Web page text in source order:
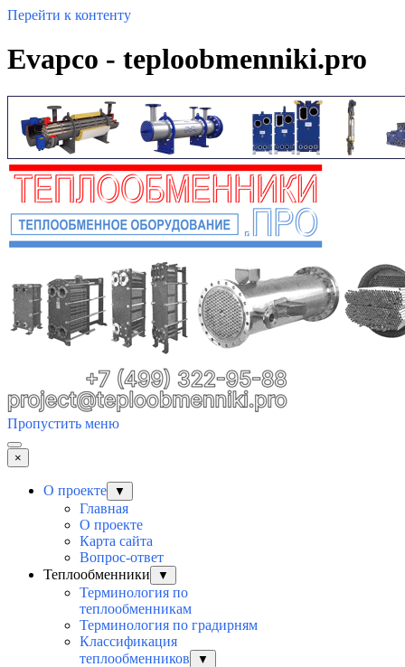
Перейти к контенту
Evapco - teploobmenniki.pro
Пропустить меню
×
О проекте ▼
Главная
О проекте
Карта сайта
Вопрос-ответ
Теплообменники
▼
Терминология по
теплообменникам
Терминология по градирням
Классификация
теплообменников
▼